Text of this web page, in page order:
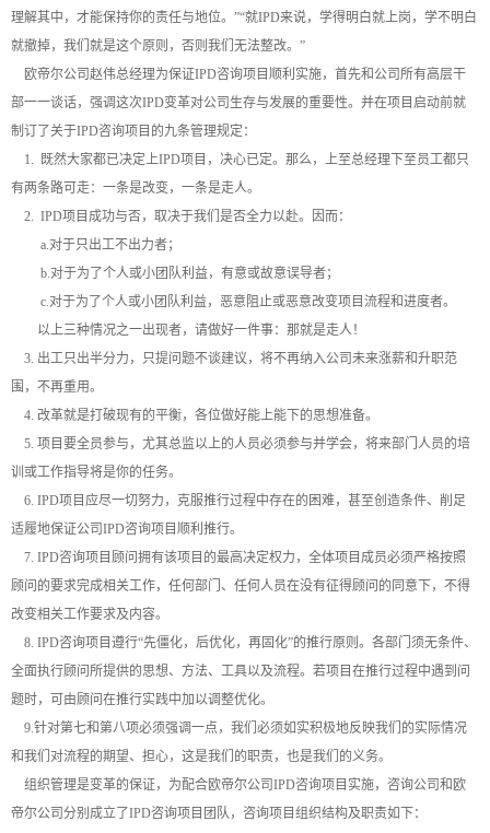
理解其中，才能保持你的责任与地位。”“就IPD来说，学得明白就上岗，学不明白
就撤掉，我们就是这个原则，否则我们无法整改。”
欧帝尔公司赵伟总经理为保证IPD咨询项目顺利实施，首先和公司所有高层干
部一一谈话，强调这次IPD变革对公司生存与发展的重要性。并在项目启动前就
制订了关于IPD咨询项目的九条管理规定：
1. 既然大家都已决定上IPD项目，决心已定。那么，上至总经理下至员工都只
有两条路可走：一条是改变，一条是走人。
2. IPD项目成功与否，取决于我们是否全力以赴。因而：
a.对于只出工不出力者；
b.对于为了个人或小团队利益，有意或故意误导者；
c.对于为了个人或小团队利益，恶意阻止或恶意改变项目流程和进度者。
以上三种情况之一出现者，请做好一件事：那就是走人！
3. 出工只出半分力，只提问题不谈建议，将不再纳入公司未来涨薪和升职范
围，不再重用。
4. 改革就是打破现有的平衡，各位做好能上能下的思想准备。
5. 项目要全员参与，尤其总监以上的人员必须参与并学会，将来部门人员的培
训或工作指导将是你的任务。
6. IPD项目应尽一切努力，克服推行过程中存在的困难，甚至创造条件、削足
适履地保证公司IPD咨询项目顺利推行。
7. IPD咨询项目顾问拥有该项目的最高决定权力，全体项目成员必须严格按照
顾问的要求完成相关工作，任何部门、任何人员在没有征得顾问的同意下，不得
改变相关工作要求及内容。
8. IPD咨询项目遵行“先僵化，后优化，再固化”的推行原则。各部门须无条件、
全面执行顾问所提供的思想、方法、工具以及流程。若项目在推行过程中遇到问
题时，可由顾问在推行实践中加以调整优化。
9.针对第七和第八项必须强调一点，我们必须如实积极地反映我们的实际情况
和我们对流程的期望、担心，这是我们的职责，也是我们的义务。
组织管理是变革的保证，为配合欧帝尔公司IPD咨询项目实施，咨询公司和欧
帝尔公司分别成立了IPD咨询项目团队，咨询项目组织结构及职责如下：